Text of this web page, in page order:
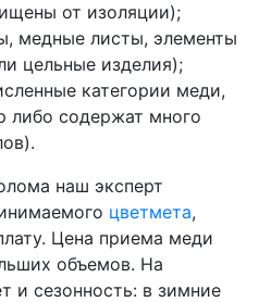
от изоляции);
медные листы, элементы
цельные изделия);
категории меди,
либо содержат много
наш эксперт
цветмета,
Цена приема меди
объемов. На
и сезонность: в зимние